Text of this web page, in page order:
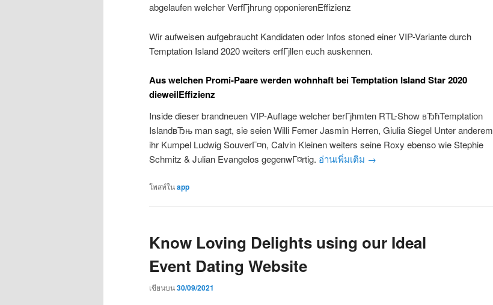
abgelaufen welcher VerfГјhrung opponierenEffizienz
Wir aufweisen aufgebraucht Kandidaten oder Infos stoned einer VIP-Variante durch
Temptation Island 2020 weiters erfГјllen euch auskennen.
Aus welchen Promi-Paare werden wohnhaft bei Temptation Island Star 2020
dieweilEffizienz
Inside dieser brandneuen VIP-Auflage welcher berГјhmten RTL-Show вЂћTemptation
IslandвЂњ man sagt, sie seien Willi Ferner Jasmin Herren, Giulia Siegel Unter anderem
ihr Kumpel Ludwig SouverГ¤n, Calvin Kleinen weiters seine Roxy ebenso wie Stephie
Schmitz & Julian Evangelos gegenwГ¤rtig. อ่านเพิ่มเติม →
โพสท์ในapp
Know Loving Delights using our Ideal
Event Dating Website
เขียนบน30/09/2021